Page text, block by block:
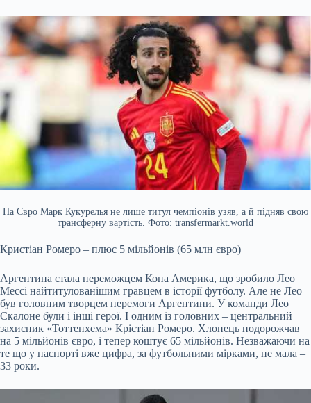
На Євро Марк Кукурелья не лише титул чемпіонів узяв, а й підняв свою
трансферну вартість. Фото: transfermarkt.world
Кристіан Ромеро – плюс 5 мільйонів (65 млн євро)
Аргентина стала переможцем Копа Америка, що зробило Лео
Мессі найтитулованішим гравцем в історії футболу. Але не Лео
був головним творцем перемоги Аргентини. У команди Лео
Скалоне були і інші герої. І одним із головних – центральний
захисник «Тоттенхема» Крістіан Ромеро. Хлопець подорожчав
на 5 мільйонів євро, і тепер коштує 65 мільйонів. Незважаючи на
те що у паспорті вже цифра, за футбольними мірками, не мала –
33 роки.